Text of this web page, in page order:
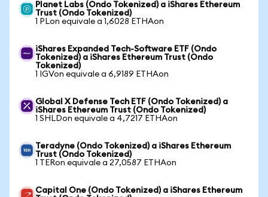
Planet Labs (Ondo Tokenized) a iShares Ethereum
Trust (Ondo Tokenized)
1 PLon equivale a 1,6028 ETHAon
iShares Expanded Tech-Software ETF (Ondo
Tokenized) a iShares Ethereum Trust (Ondo
Tokenized)
1 IGVon equivale a 6,9189 ETHAon
Global X Defense Tech ETF (Ondo Tokenized) a
iShares Ethereum Trust (Ondo Tokenized)
1 SHLDon equivale a 4,7217 ETHAon
Teradyne (Ondo Tokenized) a iShares Ethereum
Trust (Ondo Tokenized)
1 TERon equivale a 27,0587 ETHAon
Capital One (Ondo Tokenized) a iShares Ethereum